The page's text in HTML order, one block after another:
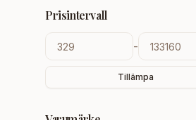
Prisintervall
-
Tillämpa